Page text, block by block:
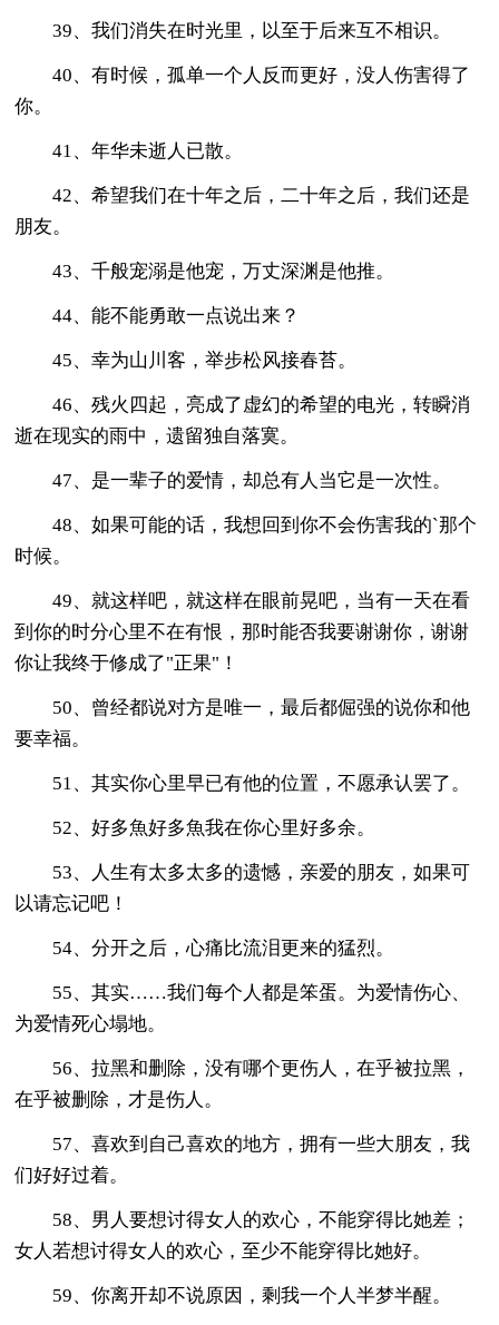
39、我们消失在时光里，以至于后来互不相识。
40、有时候，孤单一个人反而更好，没人伤害得了
你。
41、年华未逝人已散。
42、希望我们在十年之后，二十年之后，我们还是
朋友。
43、千般宠溺是他宠，万丈深渊是他推。
44、能不能勇敢一点说出来？
45、幸为山川客，举步松风接春苔。
46、残火四起，亮成了虚幻的希望的电光，转瞬消
逝在现实的雨中，遗留独自落寞。
47、是一辈子的爱情，却总有人当它是一次性。
48、如果可能的话，我想回到你不会伤害我的`那个
时候。
49、就这样吧，就这样在眼前晃吧，当有一天在看
到你的时分心里不在有恨，那时能否我要谢谢你，谢谢
你让我终于修成了"正果"！
50、曾经都说对方是唯一，最后都倔强的说你和他
要幸福。
51、其实你心里早已有他的位置，不愿承认罢了。
52、好多魚好多魚我在你心里好多余。
53、人生有太多太多的遗憾，亲爱的朋友，如果可
以请忘记吧！
54、分开之后，心痛比流泪更来的猛烈。
55、其实……我们每个人都是笨蛋。为爱情伤心、
为爱情死心塌地。
56、拉黑和删除，没有哪个更伤人，在乎被拉黑，
在乎被删除，才是伤人。
57、喜欢到自己喜欢的地方，拥有一些大朋友，我
们好好过着。
58、男人要想讨得女人的欢心，不能穿得比她差；
女人若想讨得女人的欢心，至少不能穿得比她好。
59、你离开却不说原因，剩我一个人半梦半醒。